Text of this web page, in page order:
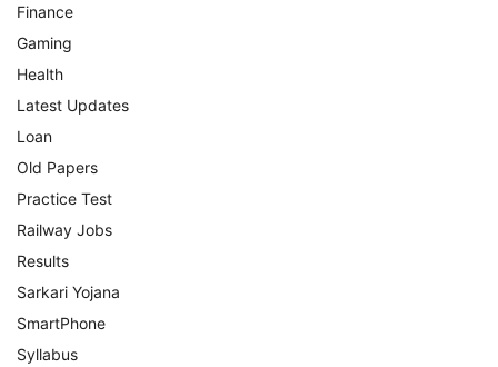
Finance
Gaming
Health
Latest Updates
Loan
Old Papers
Practice Test
Railway Jobs
Results
Sarkari Yojana
SmartPhone
Syllabus